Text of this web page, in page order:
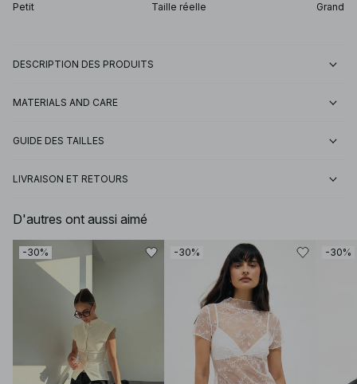
Petit Taille réelle Grand
DESCRIPTION DES PRODUITS
MATERIALS AND CARE
GUIDE DES TAILLES
LIVRAISON ET RETOURS
D'autres ont aussi aimé
-30% -30% -30%